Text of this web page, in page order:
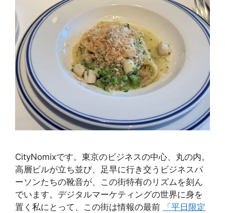
CityNomixです。東京のビジネスの中心、丸の内。
高層ビルが立ち並び、足早に行き交うビジネスパ
ーソンたちの靴音が、この街特有のリズムを刻ん
でいます。デジタルマーケティングの世界に身を
置く私にとって、この街は情報の最前
「平日限定